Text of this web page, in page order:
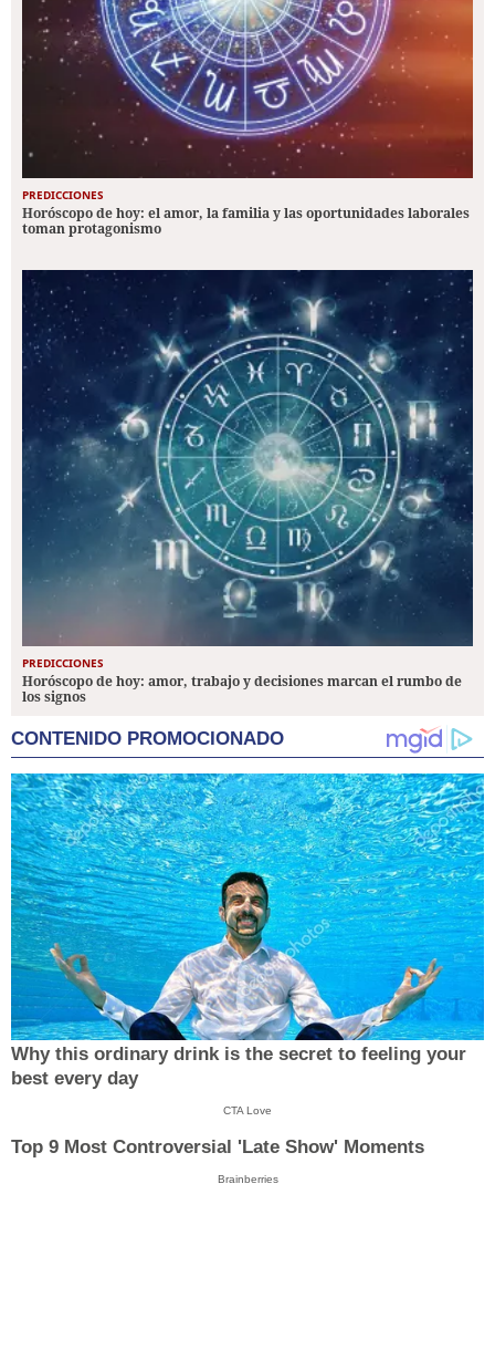
PREDICCIONES
Horóscopo de hoy: el amor, la familia y las oportunidades laborales
toman protagonismo
PREDICCIONES
Horóscopo de hoy: amor, trabajo y decisiones marcan el rumbo de
los signos
CONTENIDO PROMOCIONADO
Why this ordinary drink is the secret to feeling your
best every day
CTA Love
Top 9 Most Controversial 'Late Show' Moments
Brainberries